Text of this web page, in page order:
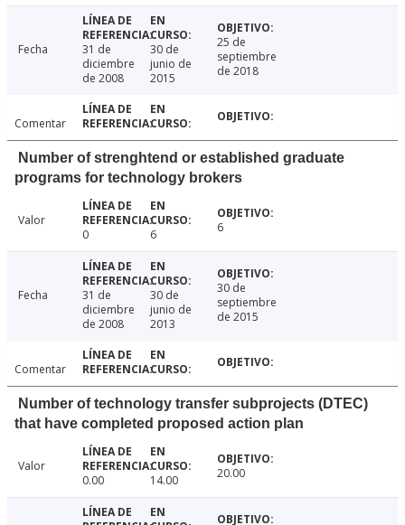
Fecha
31 de
diciembre
de 2008
30 de
junio de
2015
25 de
septiembre
de 2018
Comentar
Number of strenghtend or established graduate
programs for technology brokers
Valor
0
6 6
Fecha
31 de
diciembre
de 2008
30 de
junio de
2013
30 de
septiembre
de 2015
Comentar
Number of technology transfer subprojects (DTEC)
that have completed proposed action plan
Valor
0.00
14.00 20.00